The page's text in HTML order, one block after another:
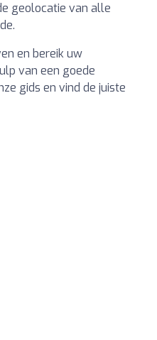
geolocatie van alle
en bereik uw
van een goede
gids en vind de juiste